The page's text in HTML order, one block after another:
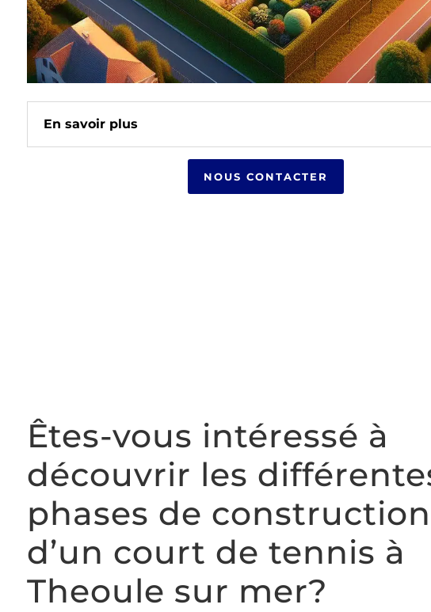
En savoir plus
NOUS CONTACTER
Êtes-vous intéressé à
découvrir les
phases de construction
d’un court de tennis à
Theoule sur mer?